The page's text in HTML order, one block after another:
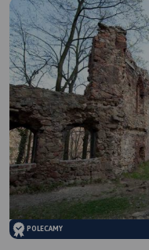
POLECAMY